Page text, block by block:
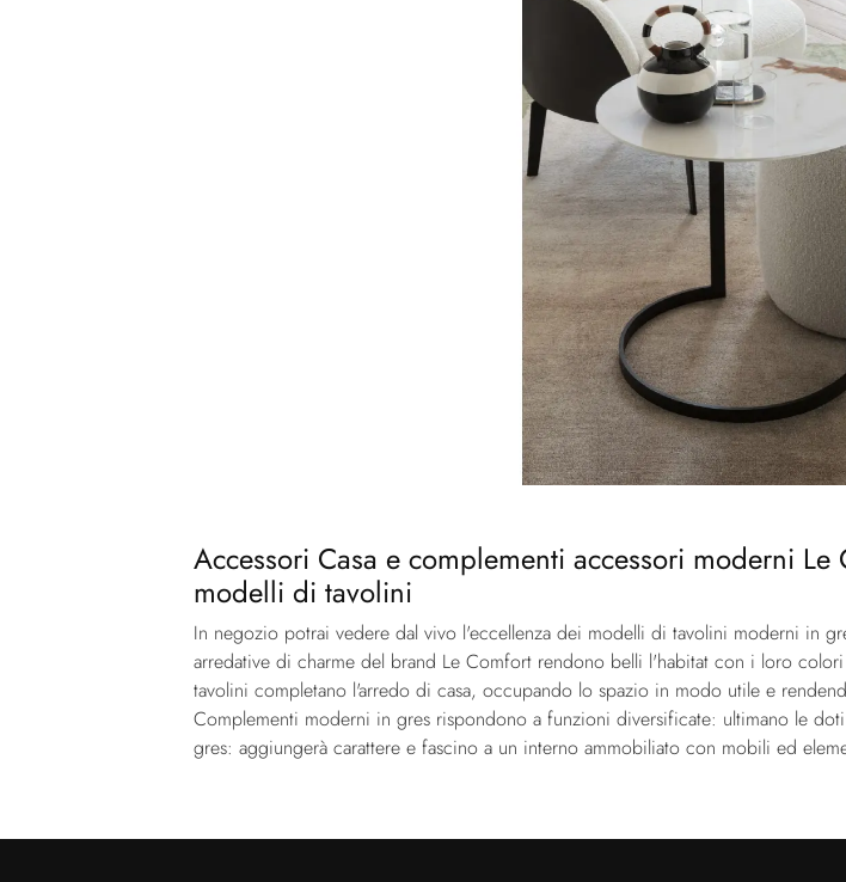
Accessori Casa e complementi accessori moderni
modelli di tavolini
In negozio potrai vedere dal vivo l'eccellenza dei modelli di tavolini moderni in
arredative di charme del brand Le Comfort rendono belli l'habitat con i loro
tavolini completano l'arredo di casa, occupando lo spazio in modo utile e
Complementi moderni in gres rispondono a funzioni diversificate: ultimano le
gres: aggiungerà carattere e fascino a un interno ammobiliato con mobili ed